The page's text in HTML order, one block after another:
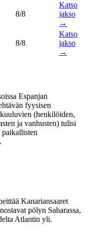
8/8
Katso
jakso
→
8/8
Katso
jakso
→
Espanjan
fyysisen
(henkilöiden,
ja vanhusten) tulisi
paikallisten
Kanariansaaret
pölyn Saharassa,
Atlantin yli.